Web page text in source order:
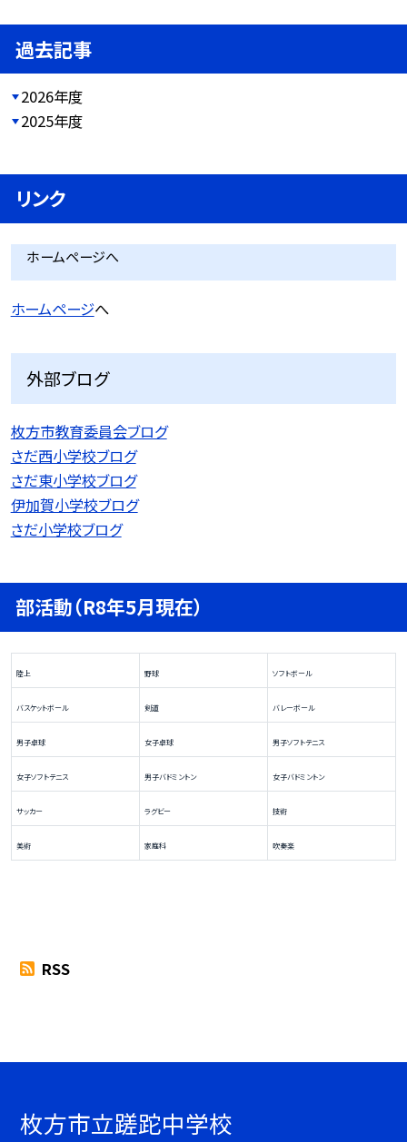
過去記事
2026年度
2025年度
リンク
ホームページへ
ホームページへ
外部ブログ
枚方市教育委員会ブログ
さだ西小学校ブログ
さだ東小学校ブログ
伊加賀小学校ブログ
さだ小学校ブログ
部活動（R8年5月現在）
陸上 野球 ソフトボール
バスケットボール 剣道 バレーボール
男子卓球 女子卓球 男子ソフトテニス
女子ソフトテニス 男子バドミントン 女子バドミントン
サッカー ラグビー 技術
美術 家庭科 吹奏楽
RSS
枚方市立蹉跎中学校